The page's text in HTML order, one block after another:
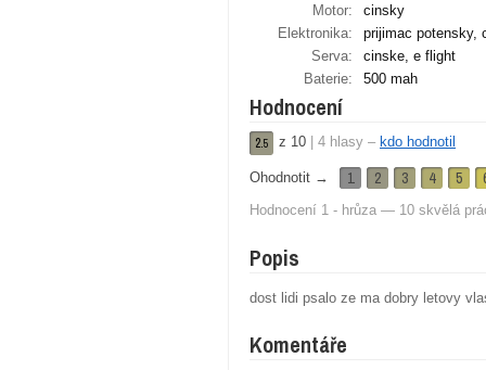
Motor:
cinsky
Elektronika:
prijimac potensky,
Serva:
cinske, e flight
Baterie:
500 mah
Hodnocení
2.5 z 10 4 hlasy – kdo hodnotil
Ohodnotit → 1 2 3 4 5
Hodnocení 1 - hrůza — 10 skvělá
Popis
dost lidi psalo ze ma dobry letovy
Komentáře